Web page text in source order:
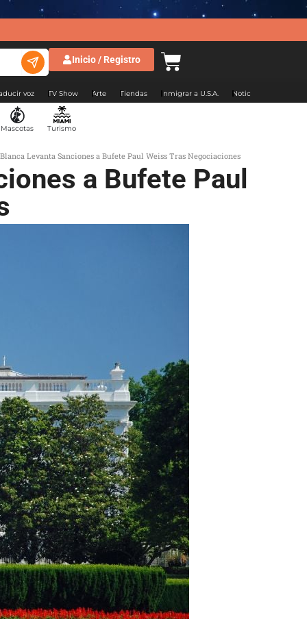
Inicio / Registro
voz TV Show Arte Tiendas Inmigrar a U.S.A. Noticias Argentina
Mascotas Turismo
Levanta Sanciones a Bufete Paul Weiss Tras Negociaciones
a Bufete Paul